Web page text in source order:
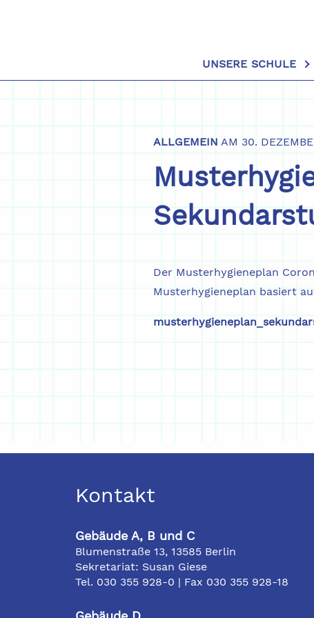
UNSERE SCHULE
ALLGEMEIN AM 30.
Der Musterhygieneplan
Musterhygieneplan basiert
Kontakt
Gebäude A, B und C
Blumenstraße 13, 13585 Berlin
Sekretariat: Susan Giese
Tel. 030 355 928-0 | Fax 030 355 928-18